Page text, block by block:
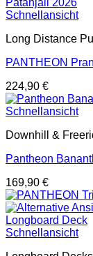
Schnellansicht
Long Distance
PANTHEON
224,90 €
Schnellansicht
Downhill &
Pantheon
169,90 €
Schnellansicht